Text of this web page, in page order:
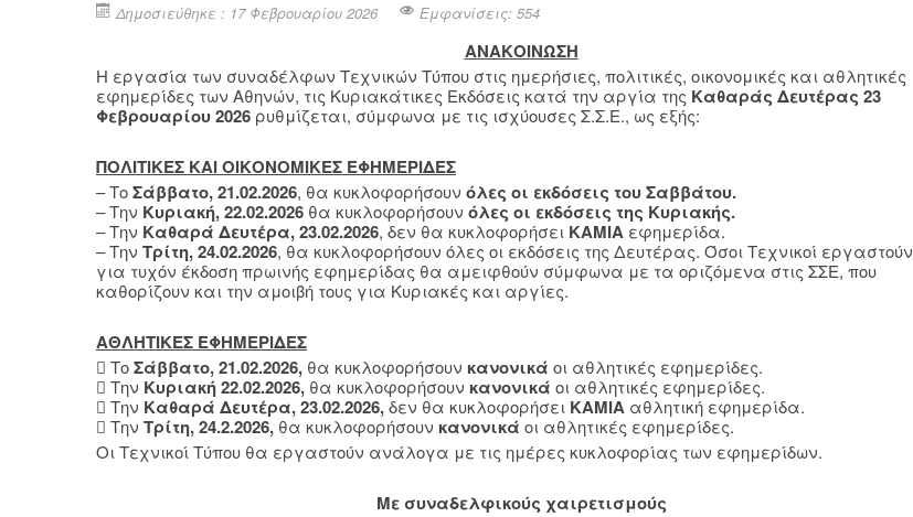
Δημοσιεύθηκε : 17 Φεβρουαρίου 2026 Εμφανίσεις: 554
ΑΝΑΚΟΙΝΩΣΗ
Η εργασία των συναδέλφων Τεχνικών Τύπου στις ημερήσιες, πολιτικές, οικονομικές και αθλητικές
εφημερίδες των Αθηνών, τις Κυριακάτικες Εκδόσεις κατά την αργία της Καθαράς Δευτέρας 23
Φεβρουαρίου 2026 ρυθμίζεται, σύμφωνα με τις ισχύουσες Σ.Σ.Ε., ως εξής:
ΠΟΛΙΤΙΚΕΣ ΚΑΙ ΟΙΚΟΝΟΜΙΚΕΣ ΕΦΗΜΕΡΙΔΕΣ
– ΤοΣάββατο, 21.02.2026, θα κυκλοφορήσουν όλες οι εκδόσεις του Σαββάτου.
– Την Κυριακή, 22.02.2026 θα κυκλοφορήσουν όλες οι εκδόσεις της Κυριακής.
– Την Καθαρά Δευτέρα, 23.02.2026, δεν θα κυκλοφορήσει ΚΑΜΙΑ εφημερίδα.
– Την Τρίτη, 24.02.2026, θα κυκλοφορήσουν όλες οι εκδόσεις της Δευτέρας. Όσοι Τεχνικοί εργαστούν
για τυχόν έκδοση πρωινής εφημερίδας θα αμειφθούν σύμφωνα με τα οριζόμενα στις ΣΣΕ, που
καθορίζουν και την αμοιβή τους για Κυριακές και αργίες.
ΑΘΛΗΤΙΚΕΣ ΕΦΗΜΕΡΙΔΕΣ
 ΤοΣάββατο, 21.02.2026, θα κυκλοφορήσουν κανονικά οι αθλητικές εφημερίδες.
 Την Κυριακή 22.02.2026, θα κυκλοφορήσουν κανονικά οι αθλητικές εφημερίδες.
 Την Καθαρά Δευτέρα, 23.02.2026,δεν θα κυκλοφορήσει ΚΑΜΙΑ αθλητική εφημερίδα.
 Την Τρίτη, 24.2.2026, θα κυκλοφορήσουν κανονικά οι αθλητικές εφημερίδες.
Οι Τεχνικοί Τύπου θα εργαστούν ανάλογα με τις ημέρες κυκλοφορίας των εφημερίδων.
Mε συναδελφικούς χαιρετισμούς